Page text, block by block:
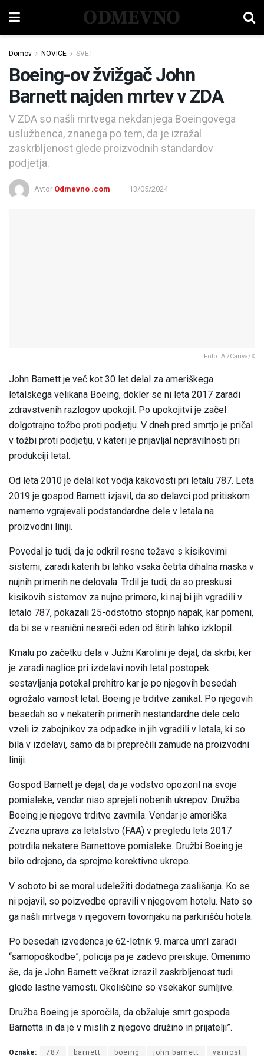
ODMEVNO
Domov NOVICE SVET
Boeing-ov žvižgač John
Barnett najden mrtev v ZDA
V ZDA so našli mrtvega nekdanjega Boeingovega
uslužbenca, znanega po tem, da je izražal
zaskrbljenost glede proizvodnih standardov
podjetja.
Avtor Odmevno .com 13/05/2024
Foto: AI/Canva/X
John Barnett je več kot 30 let delal za ameriškega
letalskega velikana Boeing, dokler se ni leta 2017 zaradi
zdravstvenih razlogov upokojil. Po upokojitvi je začel
dolgotrajno tožbo proti podjetju. V dneh pred smrtjo je pričal
v tožbi proti podjetju, v kateri je prijavljal nepravilnosti pri
produkciji letal.
Od leta 2010 je delal kot vodja kakovosti pri letalu 787. Leta
2019 je gospod Barnett izjavil, da so delavci pod pritiskom
namerno vgrajevali podstandardne dele v letala na
proizvodni liniji.
Povedal je tudi, da je odkril resne težave s kisikovimi
sistemi, zaradi katerih bi lahko vsaka četrta dihalna maska v
nujnih primerih ne delovala. Trdil je tudi, da so preskusi
kisikovih sistemov za nujne primere, ki naj bi jih vgradili v
letalo 787, pokazali 25-odstotno stopnjo napak, kar pomeni,
da bi se v resnični nesreči eden od štirih lahko izklopil.
Kmalu po začetku dela v Južni Karolini je dejal, da skrbi, ker
je zaradi naglice pri izdelavi novih letal postopek
sestavljanja potekal prehitro kar je po njegovih besedah
ogrožalo varnost letal. Boeing je trditve zanikal. Po njegovih
besedah so v nekaterih primerih nestandardne dele celo
vzeli iz zabojnikov za odpadke in jih vgradili v letala, ki so
bila v izdelavi, samo da bi preprečili zamude na proizvodni
liniji.
Gospod Barnett je dejal, da je vodstvo opozoril na svoje
pomisleke, vendar niso sprejeli nobenih ukrepov. Družba
Boeing je njegove trditve zavrnila. Vendar je ameriška
Zvezna uprava za letalstvo (FAA) v pregledu leta 2017
potrdila nekatere Barnettove pomisleke. Družbi Boeing je
bilo odrejeno, da sprejme korektivne ukrepe.
V soboto bi se moral udeležiti dodatnega zaslišanja. Ko se
ni pojavil, so poizvedbe opravili v njegovem hotelu. Nato so
ga našli mrtvega v njegovem tovornjaku na parkirišču hotela.
Po besedah izvedenca je 62-letnik 9. marca umrl zaradi
“samopoškodbe”, policija pa je zadevo preiskuje. Omenimo
še, da je John Barnett večkrat izrazil zaskrbljenost tudi
glede lastne varnosti. Okoliščine so vsekakor sumljive.
Družba Boeing je sporočila, da obžaluje smrt gospoda
Barnetta in da je v mislih z njegovo družino in prijatelji”.
Oznake: 787 barnett boeing john barnett varnost